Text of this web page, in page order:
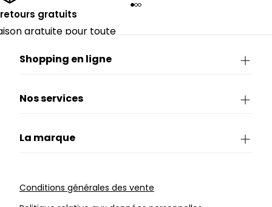
gratuits
gratuite pour toute
Shopping en ligne
Nos services
La marque
Conditions générales des vente